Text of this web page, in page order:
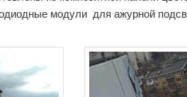
модули для ажурной